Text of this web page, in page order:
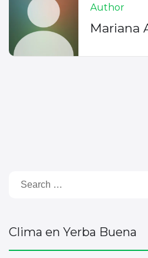
Author
Mariana
Clima en Yerba Buena